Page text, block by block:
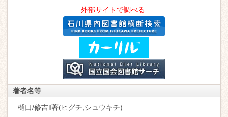
外部サイトで調べる:
著者名等
樋口/修吉‖著(ヒグチ,シュウキチ)